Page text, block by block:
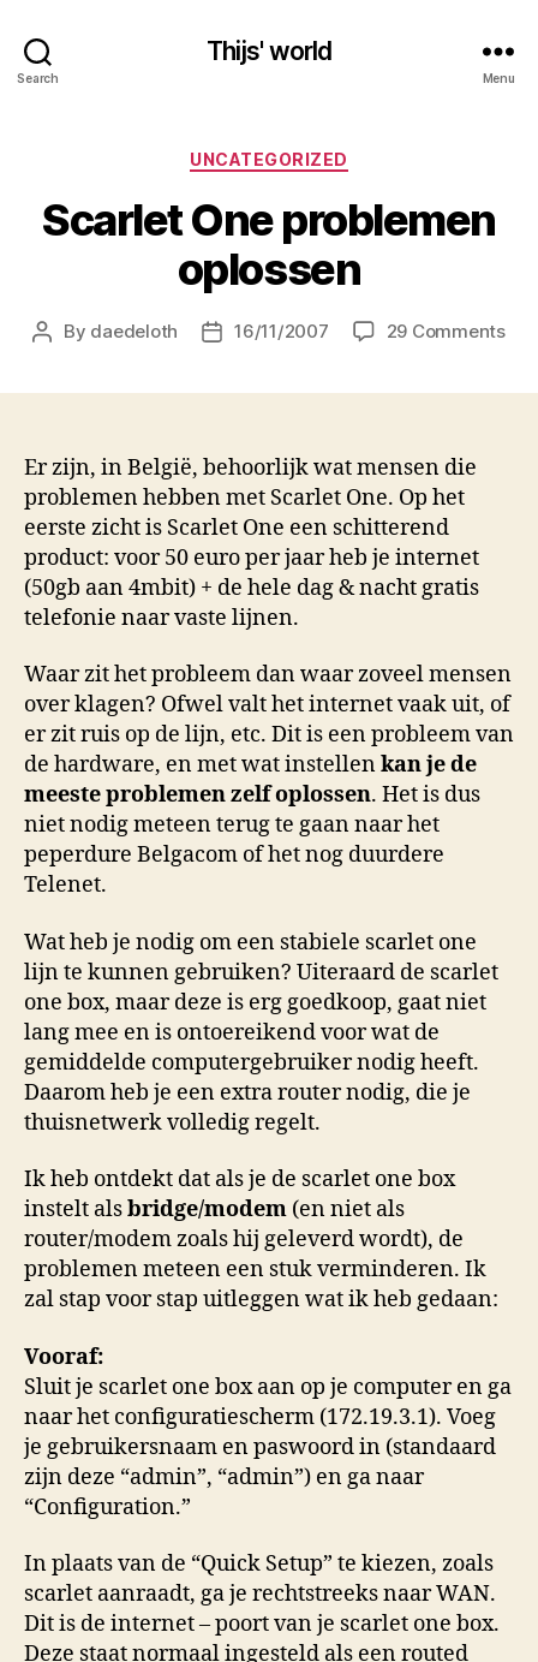
Search
Thijs' world
Menu
Categories
UNCATEGORIZED
Scarlet One problemen
oplossen
Post
By daedeloth
Post16/11/2007 29 Commentson
Er zijn, in België, behoorlijk wat mensen die
problemen hebben met Scarlet One. Op het
eerste zicht is Scarlet One een schitterend
product: voor 50 euro per jaar heb je internet
(50gb aan 4mbit) + de hele dag & nacht gratis
telefonie naar vaste lijnen.
Waar zit het probleem dan waar zoveel mensen
over klagen? Ofwel valt het internet vaak uit, of
er zit ruis op de lijn, etc. Dit is een probleem van
de hardware, en met wat instellenkan je de
meeste problemen zelf oplossen. Het is dus
niet nodig meteen terug te gaan naar het
peperdure Belgacom of het nog duurdere
Telenet.
Wat heb je nodig om een stabiele scarlet one
lijn te kunnen gebruiken? Uiteraard de scarlet
one box, maar deze is erg goedkoop, gaat niet
lang mee en is ontoereikend voor wat de
gemiddelde computergebruiker nodig heeft.
Daarom heb je een extra router nodig, die je
thuisnetwerk volledig regelt.
Ik heb ontdekt dat als je de scarlet one box
instelt alsbridge/modem (en niet als
router/modem zoals hij geleverd wordt), de
problemen meteen een stuk verminderen. Ik
zal stap voor stap uitleggen wat ik heb gedaan:
Vooraf:
Sluit je scarlet one box aan op je computer en ga
naar het configuratiescherm (172.19.3.1). Voeg
je gebruikersnaam en paswoord in (standaard
zijn deze “admin”, “admin”) en ga naar
“Configuration.”
In plaats van de “Quick Setup” te kiezen, zoals
scarlet aanraadt, ga je rechtstreeks naar WAN.
Dit is de internet – poort van je scarlet one box.
Deze staat normaal ingesteld als een routed